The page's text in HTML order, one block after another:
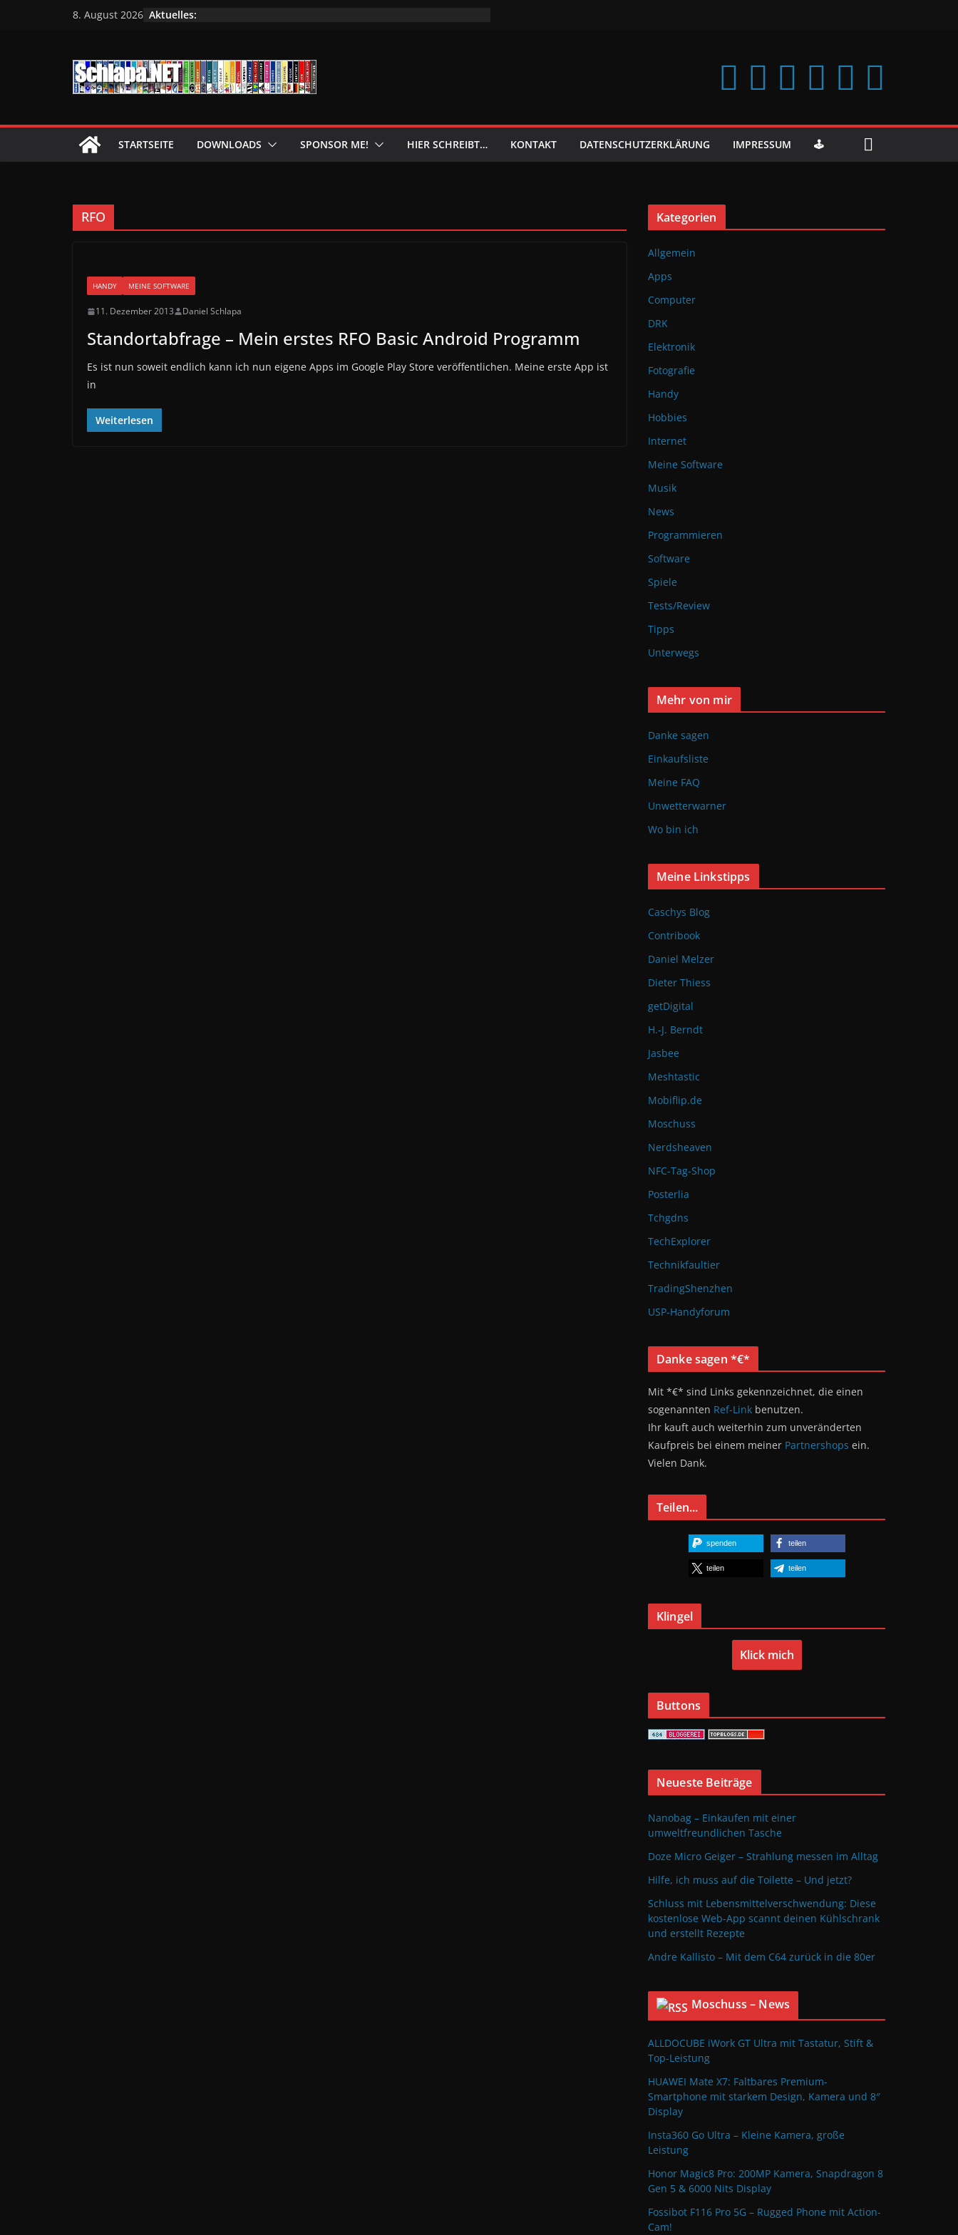
8. August 2026 Aktuelles:
STARTSEITE DOWNLOADS SPONSOR ME! HIER SCHREIBT… KONTAKT DATENSCHUTZERKLÄRUNG IMPRESSUM 🕹️
RFO
HANDY MEINE SOFTWARE
11. Dezember 2013 Daniel Schlapa
Standortabfrage – Mein erstes RFO Basic Android Programm
Es ist nun soweit endlich kann ich nun eigene Apps im Google Play Store veröffentlichen. Meine erste App ist
in
Weiterlesen
Kategorien
Allgemein
Apps
Computer
DRK
Elektronik
Fotografie
Handy
Hobbies
Internet
Meine Software
Musik
News
Programmieren
Software
Spiele
Tests/Review
Tipps
Unterwegs
Mehr von mir
Danke sagen
Einkaufsliste
Meine FAQ
Unwetterwarner
Wo bin ich
Meine Linkstipps
Caschys Blog
Contribook
Daniel Melzer
Dieter Thiess
getDigital
H.-J. Berndt
Jasbee
Meshtastic
Mobiflip.de
Moschuss
Nerdsheaven
NFC-Tag-Shop
Posterlia
Tchgdns
TechExplorer
Technikfaultier
TradingShenzhen
USP-Handyforum
Danke sagen *€*
Mit *€* sind Links gekennzeichnet, die einen
sogenannten Ref-Link benutzen.
Ihr kauft auch weiterhin zum unveränderten
Kaufpreis bei einem meiner Partnershops ein.
Vielen Dank.
Teilen...
spenden teilen
teilen teilen
Klingel
Klick mich
Buttons
Neueste Beiträge
Nanobag – Einkaufen mit einer
umweltfreundlichen Tasche
Doze Micro Geiger – Strahlung messen im Alltag
Hilfe, ich muss auf die Toilette – Und jetzt?
Schluss mit Lebensmittelverschwendung: Diese
kostenlose Web-App scannt deinen Kühlschrank
und erstellt Rezepte
Andre Kallisto – Mit dem C64 zurück in die 80er
Moschuss – News
ALLDOCUBE iWork GT Ultra mit Tastatur, Stift &
Top-Leistung
HUAWEI Mate X7: Faltbares Premium-
Smartphone mit starkem Design, Kamera und 8″
Display
Insta360 Go Ultra – Kleine Kamera, große
Leistung
Honor Magic8 Pro: 200MP Kamera, Snapdragon 8
Gen 5 & 6000 Nits Display
Fossibot F116 Pro 5G – Rugged Phone mit Action-
Cam!